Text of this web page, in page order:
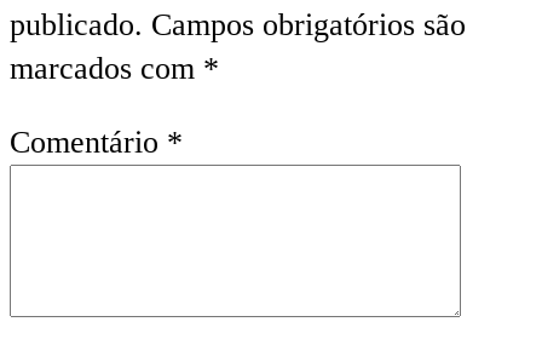
publicado. Campos obrigatórios são
marcados com *
Comentário *